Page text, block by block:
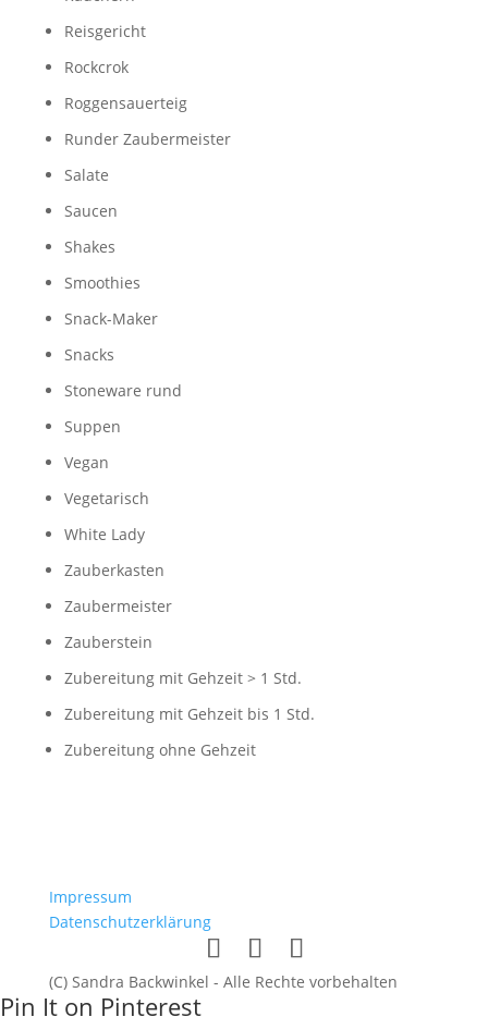
Reisgericht
Rockcrok
Roggensauerteig
Runder Zaubermeister
Salate
Saucen
Shakes
Smoothies
Snack-Maker
Snacks
Stoneware rund
Suppen
Vegan
Vegetarisch
White Lady
Zauberkasten
Zaubermeister
Zauberstein
Zubereitung mit Gehzeit > 1 Std.
Zubereitung mit Gehzeit bis 1 Std.
Zubereitung ohne Gehzeit
Impressum
Datenschutzerklärung
(C) Sandra Backwinkel - Alle Rechte vorbehalten
Pin It on Pinterest